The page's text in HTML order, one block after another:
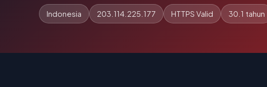
Indonesia 203.114.225.177 HTTPS Valid 30.1 tahun